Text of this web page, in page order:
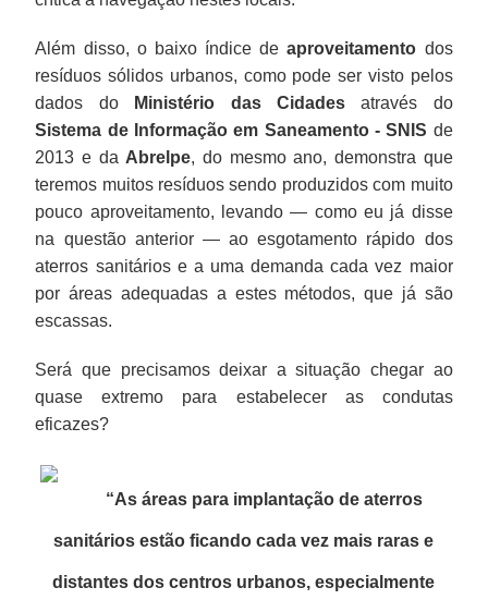
Além disso, o baixo índice deaproveitamento dos
resíduos sólidos urbanos, como pode ser visto pelos
dados do
Ministério das Cidadesatravés do
Sistema de Informação em Saneamento - SNIS de
2013 e da Abrelpe, do mesmo ano, demonstra que
teremos muitos resíduos sendo produzidos com muito
pouco aproveitamento, levando — como eu já disse
na questão anterior — ao esgotamento rápido dos
aterros sanitários e a uma demanda cada vez maior
por áreas adequadas a estes métodos, que já são
escassas.
Será que precisamos deixar a situação chegar ao
quase extremo para estabelecer as condutas
eficazes?
“As áreas para implantação de aterros
sanitários estão ficando cada vez mais raras e
distantes dos centros urbanos, especialmente